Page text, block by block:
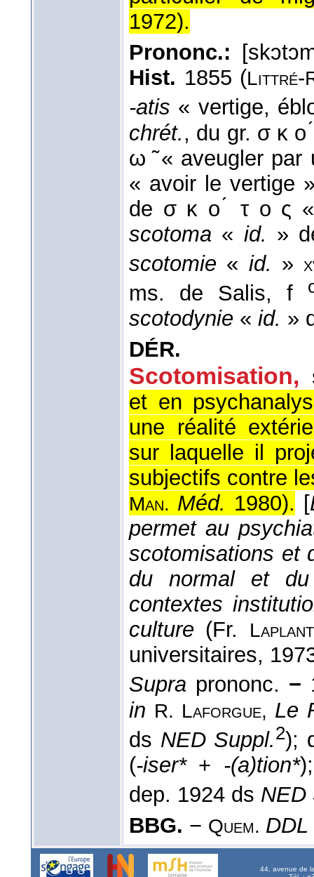
1972).
Prononc.:
Hist. 1855 (Littré-
-atis « vertige,
chrét., du gr. σ κ
ω ̃ « aveugler par
« avoir le vertige
de σ κ ο ́ τ ο ς
scotoma « id. »
scotomie « id. »
ms. de Salis, f
scotodynie « id. »
DÉR.
Scotomisation,
et en
une réalité
sur laquelle il
subjectifs contre
Man. Méd. 1980). [
permet au
scotomisations et
du normal et du
contextes
culture (Fr.
universitaires,
Supra prononc. −
in R. Laforgue, Le
ds NED Suppl.2);
(-iser*+ -(a)tion*
dep. 1924 ds NED
BBG. − Quem. DDL
44, avenue de